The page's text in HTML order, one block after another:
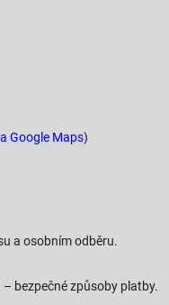
Google Maps)
a osobním odběru.
bezpečné způsoby platby.